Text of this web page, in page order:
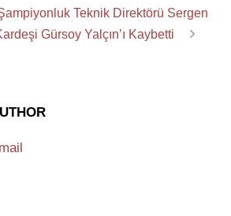
Teknik Direktörü Sergen
Gürsoy Yalçın’ı Kaybetti